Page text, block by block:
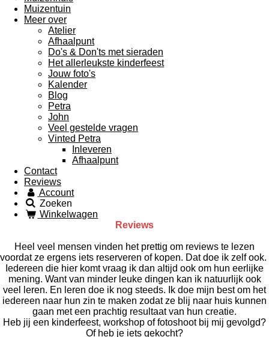
Muizentuin
Meer over
Atelier
Afhaalpunt
Do's & Don'ts met sieraden
Het allerleukste kinderfeest
Jouw foto's
Kalender
Blog
Petra
John
Veel gestelde vragen
Vinted Petra
Inleveren
Afhaalpunt
Contact
Reviews
Account
Zoeken
Winkelwagen
Reviews
Heel veel mensen vinden het prettig om reviews te lezen
voordat ze ergens iets reserveren of kopen. Dat doe ik zelf ook.
Iedereen die hier komt vraag ik dan altijd ook om hun eerlijke
mening. Want van minder leuke dingen kan ik natuurlijk ook
veel leren. En leren doe ik nog steeds. Ik doe mijn best om het
iedereen naar hun zin te maken zodat ze blij naar huis kunnen
gaan met een prachtig resultaat van hun creatie.
Heb jij een kinderfeest, workshop of fotoshoot bij mij gevolgd?
Of heb je iets gekocht?